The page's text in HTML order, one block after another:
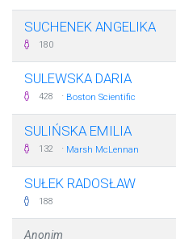
SUCHENEK ANGELIKA
180
SULEWSKA DARIA
428 · Boston Scientific
SULIŃSKA EMILIA
132 · Marsh McLennan
SUŁEK RADOSŁAW
188
Anonim